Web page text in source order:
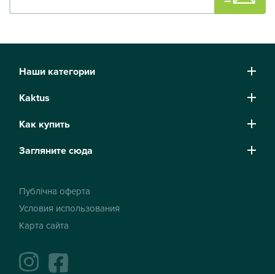
Наши категории
Kaktus
Как купить
Загляните сюда
Публічна оферта
Условия использования
Карта сайта
instagramfacebook